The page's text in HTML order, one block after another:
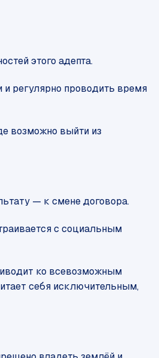
этого адепта.
и регулярно проводить время
возможно выйти из
— к смене договора.
с социальным
ко всевозможным
себя исключительным,